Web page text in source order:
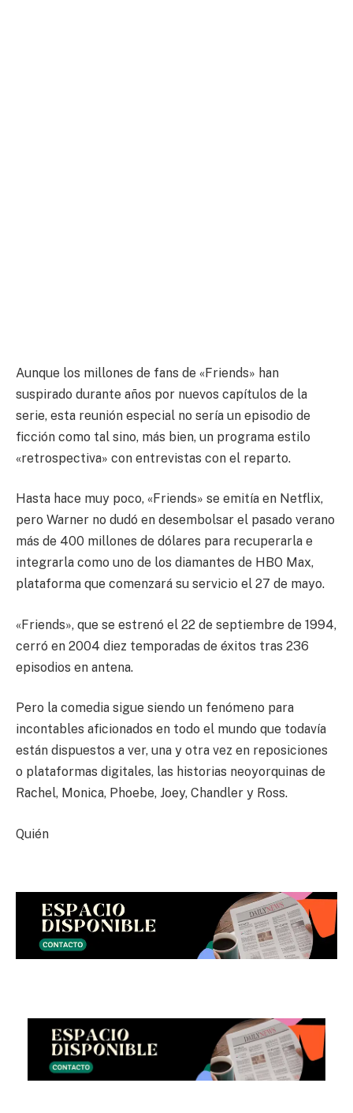
Aunque los millones de fans de «Friends» han
suspirado durante años por nuevos capítulos de la
serie, esta reunión especial no sería un episodio de
ficción como tal sino, más bien, un programa estilo
«retrospectiva» con entrevistas con el reparto.
Hasta hace muy poco, «Friends» se emitía en Netflix,
pero Warner no dudó en desembolsar el pasado verano
más de 400 millones de dólares para recuperarla e
integrarla como uno de los diamantes de HBO Max,
plataforma que comenzará su servicio el 27 de mayo.
«Friends», que se estrenó el 22 de septiembre de 1994,
cerró en 2004 diez temporadas de éxitos tras 236
episodios en antena.
Pero la comedia sigue siendo un fenómeno para
incontables aficionados en todo el mundo que todavía
están dispuestos a ver, una y otra vez en reposiciones
o plataformas digitales, las historias neoyorquinas de
Rachel, Monica, Phoebe, Joey, Chandler y Ross.
Quién